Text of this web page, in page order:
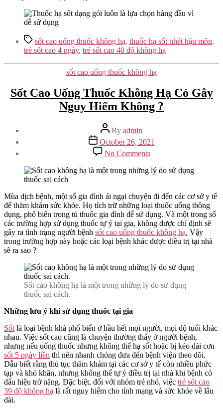
Tagssốt cao uống thuốc không hạ, thuốc hạ sốt nhét hậu môn,
trẻ sốt cao 4 ngày, trẻ sốt cao 40 độ không hạ
Categories
sốt cao uống thuốc không hạ
Sốt Cao Uống Thuốc Không Hạ Có Gây
Nguy Hiểm Không ?
Post
author
By admin
Post
date
October 26, 2021
No Commentson
Sốt
Cao
Uống
Không
Hạ
Có
Gây
Nguy
Hiểm
Mùa dịch bệnh, một số gia đình ái ngại chuyện đi đến các cơ sở y tế
để thăm khám sức khỏe. Họ tích trữ những loại thuốc uống thông
dụng, phổ biến trong tủ thuốc gia đình để sử dụng. Và một trong số
các trường hợp sử dụng thuốc tự ý tại gia, không được chỉ định sẽ
gây ra tình trạng người bệnh sốt cao uống thuốc không hạ. Vậy
trong trường hợp này hoặc các loại bệnh khác được điều trị tại nhà
sẽ ra sao ?
Sốt cao không hạ là một trong những lý do sử dụng
thuốc sai cách.
Những lưu ý khi sử dụng thuốc tại gia
Sốt là loại bệnh khá phổ biến ở hầu hết mọi người, mọi độ tuổi khác
nhau. Việc sốt cao cũng là chuyện thường thấy ở người bệnh,
nhưng nếu uống thuốc nhưng không thể hạ sốt hoặc bị kéo dài cơn
sốt 5 ngày liền thì nên nhanh chóng đưa đến bệnh viện theo dõi.
Dẫu biết rằng thủ tục thăm khám tại các cơ sở y tế còn nhiều phức
tạp và khó khăn, nhưng không thể tự ý điều trị tại nhà khi bệnh có
dấu hiệu trở nặng. Đặc biệt, đối với nhóm trẻ nhỏ, việc trẻ sốt cao
39 độ không hạ là rất nguy hiểm cho tính mạng và sức khỏe về lâu
dài.